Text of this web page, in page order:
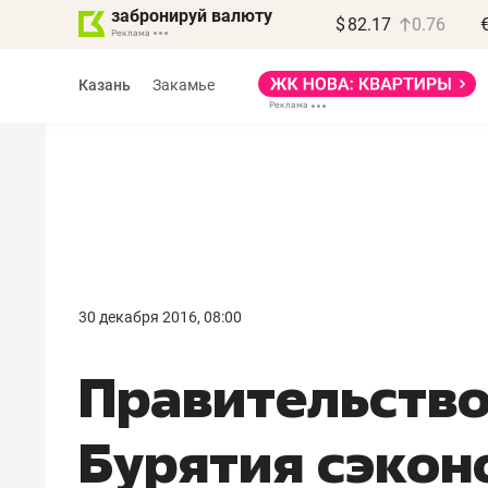
забронируй валюту $ 82.17 0.76
Казань Закамье
30 декабря 2016, 08:00
Бурятия
правил, бизнес может
потерять минимум